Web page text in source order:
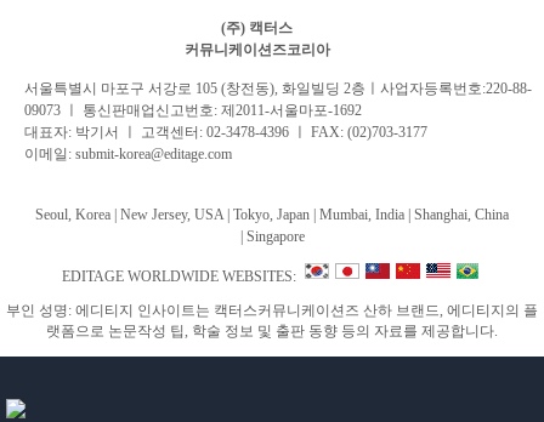
(주) 캑터스
커뮤니케이션즈코리아
서 울특별시 마포구 서강로 105 (창전동), 화일빌딩 2층 ㅣ사업자등록번호:220-88-
09073 ㅣ 통신판매업신고번호: 제2011-서울마포-1692
대표자: 박기서 ㅣ 고객센터: 02-3478-4396 ㅣ FAX: (02)703-3177
이메일: submit-korea@editage.com
Seoul, Korea | New Jersey, USA | Tokyo, Japan | Mumbai, India | Shanghai, China
Singapore
EDITAGE WORLDWIDE WEBSITES:
부인 성명: 에디티지 인사이트는 캑터스커뮤니케이션즈 산하 브랜드, 에디티지의 플
랫폼으로 논문작성 팁, 학술 정보 및 출판 동향 등의 자료를 제공합니다.